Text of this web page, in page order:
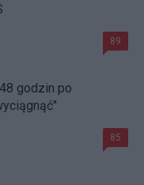
89
godzin po
85